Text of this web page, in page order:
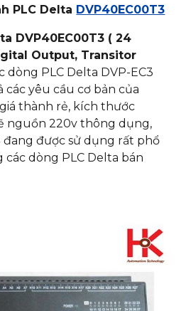
PLC Delta DVP40EC00T3
DVP40EC00T3 ( 24
Output, Transitor
dòng PLC Delta DVP-EC3
yêu cầu cơ bản của
thành rẻ, kích thước
nguồn 220v thông dụng,
đang được sử dụng rất phổ
dòng PLC Delta bán